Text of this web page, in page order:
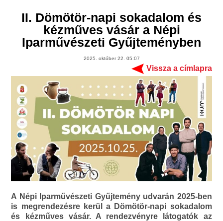
II. Dömötör-napi sokadalom és
kézműves vásár a Népi
Iparművészeti Gyűjteményben
2025. október 22. 05:07
Vissza a címlapra
A Népi Iparművészeti Gyűjtemény udvarán 2025-ben
is megrendezésre kerül a Dömötör-napi sokadalom
és kézműves vásár. A rendezvényre látogatók az